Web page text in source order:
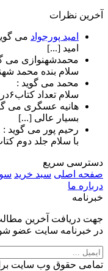
آخرین نظرات
امید پورجواد می
امید [...]
محمدشهنوازی می
سلام بنده محمد
محمد می گوید :
سلام تعداد کتاب۶در سایت زیاد نیست [...]
هانیه عسگری می
بسیار عالی [...]
رحیم پور می گوید :
با سلام جلد دوم
دسترسی سریع
صفحه اصلی سبد خرید
درباره ما
خبرنامه
جهت دریافت آخرین مطالب
در خبرنامه سایت عضو
تمامی حقوق وب سایت